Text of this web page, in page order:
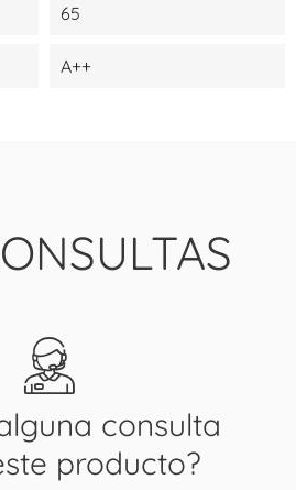
65
A++
consulta
producto?